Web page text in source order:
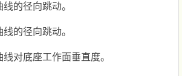
的径向跳动。
的径向跳动。
对底座工作面垂直度。